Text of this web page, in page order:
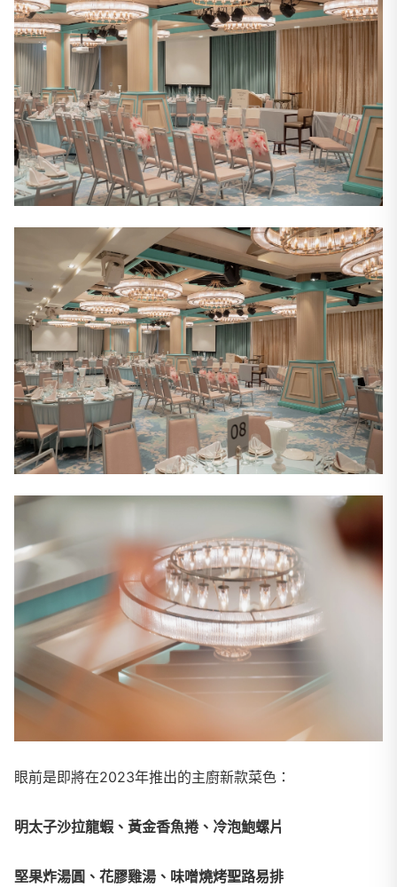
眼前是即將在2023年推出的主廚新款菜色：
明太子沙拉龍蝦、黃金香魚捲、冷泡鮑螺片
堅果炸湯圓、花膠雞湯、味噌燒烤聖路易排